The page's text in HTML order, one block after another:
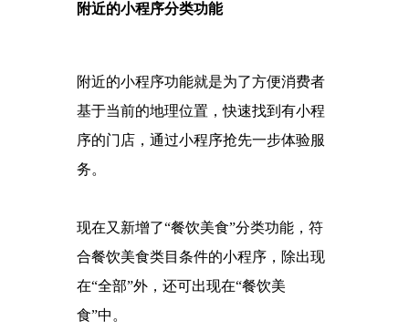
附近的小程序分类功能
附近的小程序功能就是为了方便消费者
基于当前的地理位置，快速找到有小程
序的门店，通过小程序抢先一步体验服
务。
现在又新增了“餐饮美食”分类功能，符
合餐饮美食类目条件的小程序，除出现
在“全部”外，还可出现在“餐饮美
食”中。